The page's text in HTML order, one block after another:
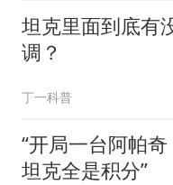
坦克里面到底有
调？
丁一科普
“开局一台阿帕
坦克全是积分”